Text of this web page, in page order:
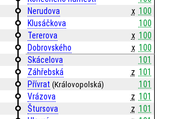
Nerudova
x 100
Klusáčkova
100
Tererova
x 100
Dobrovského
x 100
Skácelova
101
Záhřebská
z 101
Přívrat (Královopolská)
101
Vrázova
z 101
Štursova
z 101